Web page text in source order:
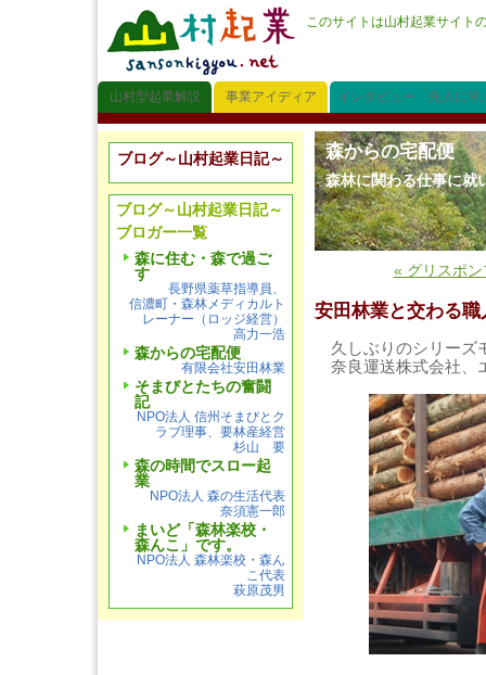
このサイトは山村起業サイト
山村型起業解説 事業アイディア インタビュー「先人に学
森からの宅配便
森林に関わる仕事に就
« グリスポン
安田林業と交わる
久しぶりのシリーズ
奈良運送株式会社、
ブログ～山村起業日記～
ブログ～山村起業日記～
ブロガー一覧
森に住む・森で過ご
す
長野県薬草指導員、
信濃町・森林メディカルト
レーナー（ロッジ経営）
高力一浩
森からの宅配便
有限会社安田林業
そまびとたちの奮闘
記
NPO法人 信州そまびとク
ラブ理事、要林産経営
杉山 要
森の時間でスロー起
業
NPO法人 森の生活代表
奈須憲一郎
まいど「森林楽校・
森んこ」です。
NPO法人 森林楽校・森ん
こ代表
萩原茂男